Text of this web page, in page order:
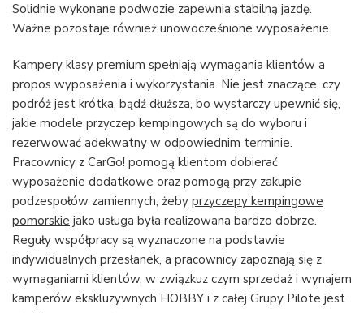
Solidnie wykonane podwozie zapewnia stabilną jazdę.
Ważne pozostaje również unowocześnione wyposażenie.
Kampery klasy premium spełniają wymagania klientów a
propos wyposażenia i wykorzystania. Nie jest znaczące, czy
podróż jest krótka, bądź dłuższa, bo wystarczy upewnić się,
jakie modele przyczep kempingowych są do wyboru i
rezerwować adekwatny w odpowiednim terminie.
Pracownicy z CarGo! pomogą klientom dobierać
wyposażenie dodatkowe oraz pomogą przy zakupie
podzespołów zamiennych, żeby przyczepy kempingowe
pomorskie jako usługa była realizowana bardzo dobrze.
Reguły współpracy są wyznaczone na podstawie
indywidualnych przesłanek, a pracownicy zapoznają się z
wymaganiami klientów, w związkuz czym sprzedaż i wynajem
kamperów ekskluzywnych HOBBY i z całej Grupy Pilote jest